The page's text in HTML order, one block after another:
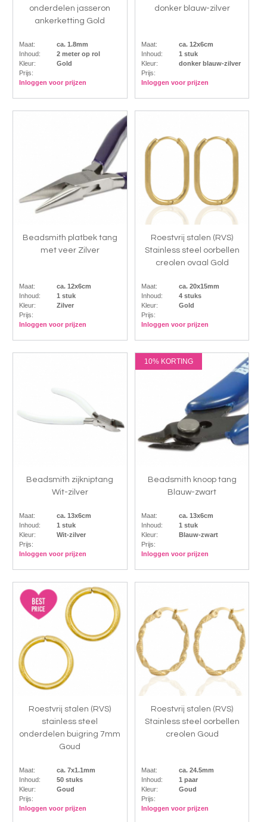
onderdelen jasseron
ankerketting Gold
Maat:
ca. 1.8mm
Inhoud:
2 meter op rol
Kleur:
Gold
Prijs:
Inloggen voor prijzen
donker blauw-zilver
Maat:
ca. 12x6cm
Inhoud:
1 stuk
Kleur:
donker blauw-zilver
Prijs:
Inloggen voor prijzen
Beadsmith platbek tang
met veer Zilver
Maat:
ca. 12x6cm
Inhoud:
1 stuk
Kleur:
Zilver
Prijs:
Inloggen voor prijzen
Roestvrij stalen (RVS)
Stainless steel oorbellen
creolen ovaal Gold
Maat:
ca. 20x15mm
Inhoud:
4 stuks
Kleur:
Gold
Prijs:
Inloggen voor prijzen
Beadsmith zijkniptang
Wit-zilver
Maat:
ca. 13x6cm
Inhoud:
1 stuk
Kleur:
Wit-zilver
Prijs:
Inloggen voor prijzen
10% KORTING
Beadsmith knoop tang
Blauw-zwart
Maat:
ca. 13x6cm
Inhoud:
1 stuk
Kleur:
Blauw-zwart
Prijs:
Inloggen voor prijzen
Roestvrij stalen (RVS)
stainless steel
onderdelen buigring 7mm
Goud
Maat:
ca. 7x1.1mm
Inhoud:
50 stuks
Kleur:
Goud
Prijs:
Inloggen voor prijzen
Roestvrij stalen (RVS)
Stainless steel oorbellen
creolen Goud
Maat:
ca. 24.5mm
Inhoud:
1 paar
Kleur:
Goud
Prijs:
Inloggen voor prijzen